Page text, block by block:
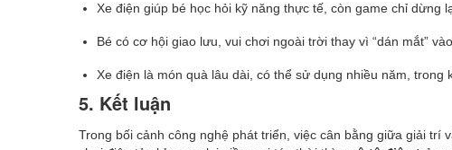
Xe điện giúp bé học hỏi kỹ năng thực tế, còn game chỉ dừng
Bé có cơ hội giao lưu, vui chơi ngoài trời thay vì “dán mắt”
Xe điện là món quà lâu dài, có thể sử dụng nhiều năm, trong
5. Kết luận
Trong bối cảnh công nghệ phát triển, việc cân bằng giữa giải trí